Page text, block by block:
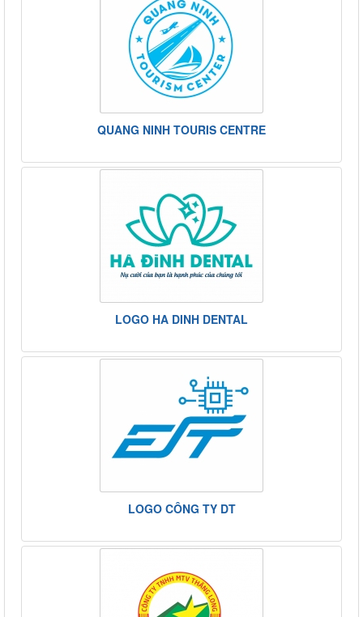
QUANG NINH TOURIS CENTRE
LOGO HA DINH DENTAL
LOGO CÔNG TY DT